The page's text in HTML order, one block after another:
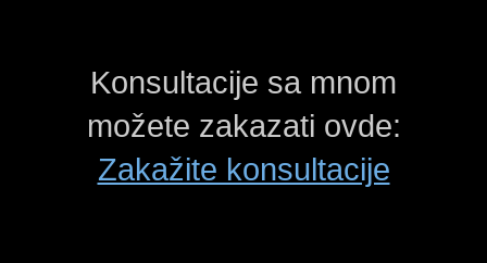
Konsultacije sa mnom
možete zakazati ovde:
Zakažite konsultacije